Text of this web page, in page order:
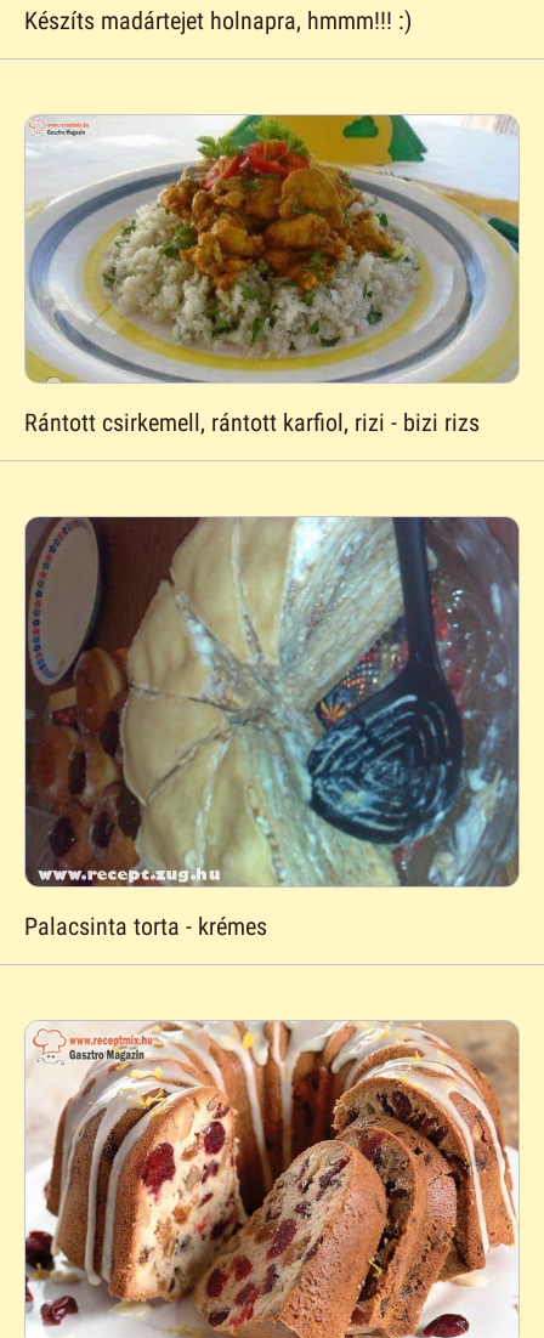
Készíts madártejet holnapra, hmmm!!! :)
Rántott csirkemell, rántott karfiol, rizi - bizi rizs
Palacsinta torta - krémes